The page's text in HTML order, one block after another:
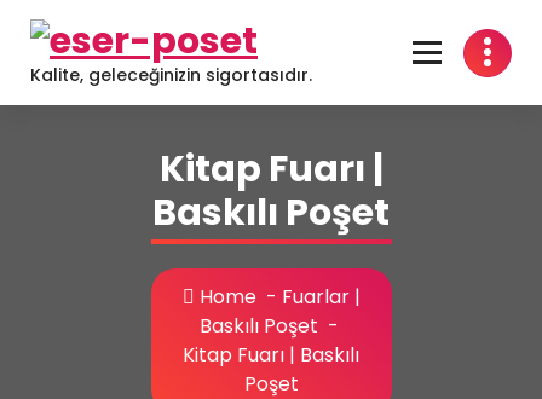
Skip
content
Kalite, geleceğinizin sigortasıdır.
Kitap Fuarı |
Baskılı Poşet
Home- Fuarlar |
Baskılı Poşet -
Kitap Fuarı | Baskılı
Poşet